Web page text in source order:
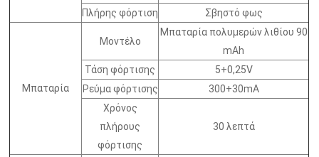
Πλήρης φόρτιση Σβηστό φως
Μπαταρία
Μοντέλο
Μπαταρία πολυμερών λιθίου 90
mAh
Τάση φόρτισης
5+0,25V
Ρεύμα φόρτισης
300+30mA
Χρόνος
πλήρους
φόρτισης
30 λεπτά